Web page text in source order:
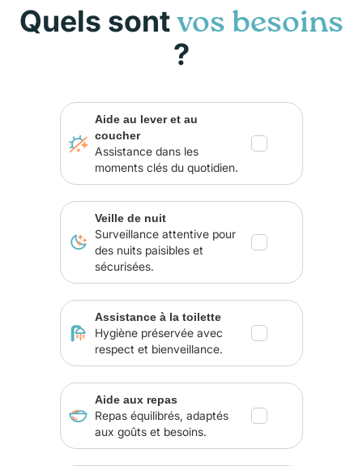
Quels sont vos besoins
?
Aide au lever et au
coucher
Assistance dans les
moments clés du quotidien.
Veille de nuit
Surveillance attentive pour
des nuits paisibles et
sécurisées.
Assistance à la toilette
Hygiène préservée avec
respect et bienveillance.
Aide aux repas
Repas équilibrés, adaptés
aux goûts et besoins.